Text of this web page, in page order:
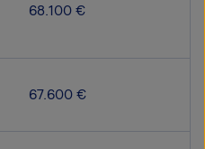
68.100 €
67.600 €